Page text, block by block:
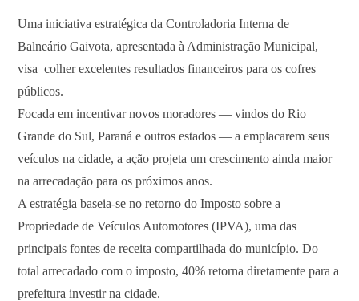
Uma iniciativa estratégica da Controladoria Interna de
Balneário Gaivota, apresentada à Administração Municipal,
visa colher excelentes resultados financeiros para os cofres
públicos.
Focada em incentivar novos moradores — vindos do Rio
Grande do Sul, Paraná e outros estados — a emplacarem seus
veículos na cidade, a ação projeta um crescimento ainda maior
na arrecadação para os próximos anos.
A estratégia baseia-se no retorno do Imposto sobre a
Propriedade de Veículos Automotores (IPVA), uma das
principais fontes de receita compartilhada do município. Do
total arrecadado com o imposto, 40% retorna diretamente para a
prefeitura investir na cidade.